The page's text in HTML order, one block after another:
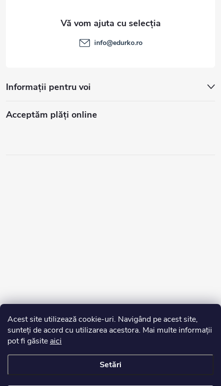
Acest site utilizează cookie-uri. Navigând pe acest site,
sunteți de acord cu utilizarea acestora. Mai multe informații
pot fi găsite aici
Setări
Informații pentru voi
Acceptăm plăţi online
info@edurko.ro